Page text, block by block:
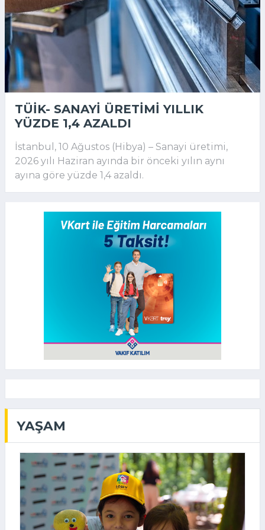
TÜİK- SANAYI ÜRETIMI YILLIK
YÜZDE 1,4 AZALDI
İstanbul, 10 Ağustos (Hibya) – Sanayi üretimi,
2026 yılı Haziran ayında bir önceki yılın aynı
ayına göre yüzde 1,4 azaldı.
YAŞAM